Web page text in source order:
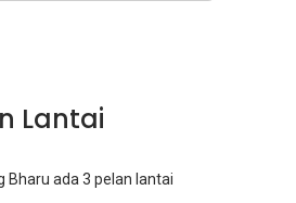
Lantai
Bharu ada 3 pelan lantai